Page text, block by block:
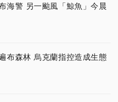
海警 另一颱風「鯨魚」今晨
布森林 烏克蘭指控造成生態